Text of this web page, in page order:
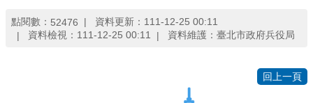
問
答
點閱數： 52476
資料更新：111-12-25 00:11
資料檢視：111-12-25 00:11
資料維護：臺北市政府兵役局
回上一頁